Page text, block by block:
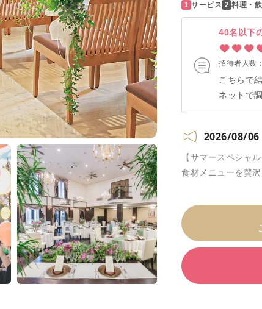
サービス
料理・
40名以下
招待者人数
こちらで
ネットで
おけば良
グプラン
ドロール
い」，「
婦は式を決行
結婚式当
らいにき
2026/08/06
【サマースペシャ
食材メニューを贅沢